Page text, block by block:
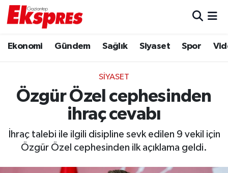
Ekonomi Gündem Sağlık Siyaset Spor
SIYASET
Özgür Özel cephesinden
ihraç cevabı
İhraç talebi ile ilgili disipline sevk edilen 9 vekil için
Özgür Özel cephesinden ilk açıklama geldi.
Ekonomi
Gaziantep son dakika
Gündem
Haberler
Trafik Durumu
Puan Durumu ve Fikstür
Tüm Manşetler
Son Dakika Haberleri
Haber Arşivi